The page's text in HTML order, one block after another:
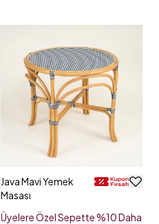
Java Mavi Yemek
Masası
Üyelere Özel Sepette %10 Daha